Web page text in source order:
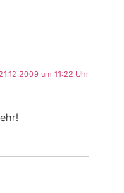
21.12.2009 um 11:22 Uhr